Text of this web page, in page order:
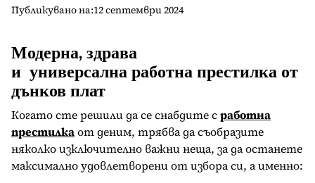
Публикувано на:12 септември 2024
Модерна, здрава
и универсална работна престилка от
дънков плат
Когато сте решили да се снабдите сработна
престилкаот деним, трябва да съобразите
няколко изключително важни неща, за да останете
максимално удовлетворени от избора си, а именно: